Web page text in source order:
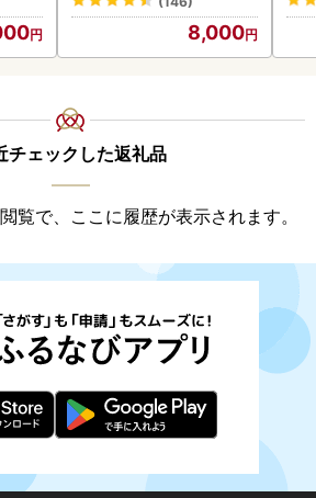
8,000
チェックした返礼品
覧で、ここに履歴が表示されます。